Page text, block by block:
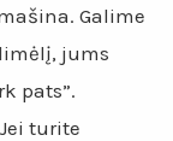
Galime
jums
pats”.
turite